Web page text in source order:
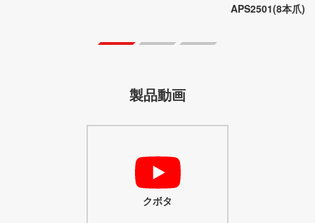
APS2501(8本爪)
クボタ